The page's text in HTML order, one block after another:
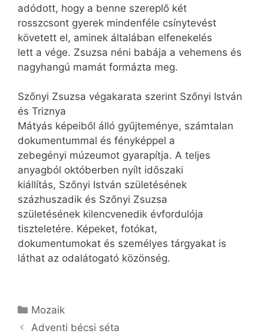
adódott, hogy a benne szereplő két
rosszcsont gyerek mindenféle csínytevést
követett el, aminek általában elfenekelés
lett a vége. Zsuzsa néni babája a vehemens és
nagyhangú mamát formázta meg.
Szőnyi Zsuzsa végakarata szerint Szőnyi István
és Triznya
Mátyás képeiből álló gyűjteménye, számtalan
dokumentummal és fényképpel a
zebegényi múzeumot gyarapítja. A teljes
anyagból októberben nyílt időszaki
kiállítás, Szőnyi István születésének
százhuszadik és Szőnyi Zsuzsa
születésének kilencvenedik évfordulója
tiszteletére. Képeket, fotókat,
dokumentumokat és személyes tárgyakat is
láthat az odalátogató közönség.
Kategória
Mozaik
Adventi bécsi séta